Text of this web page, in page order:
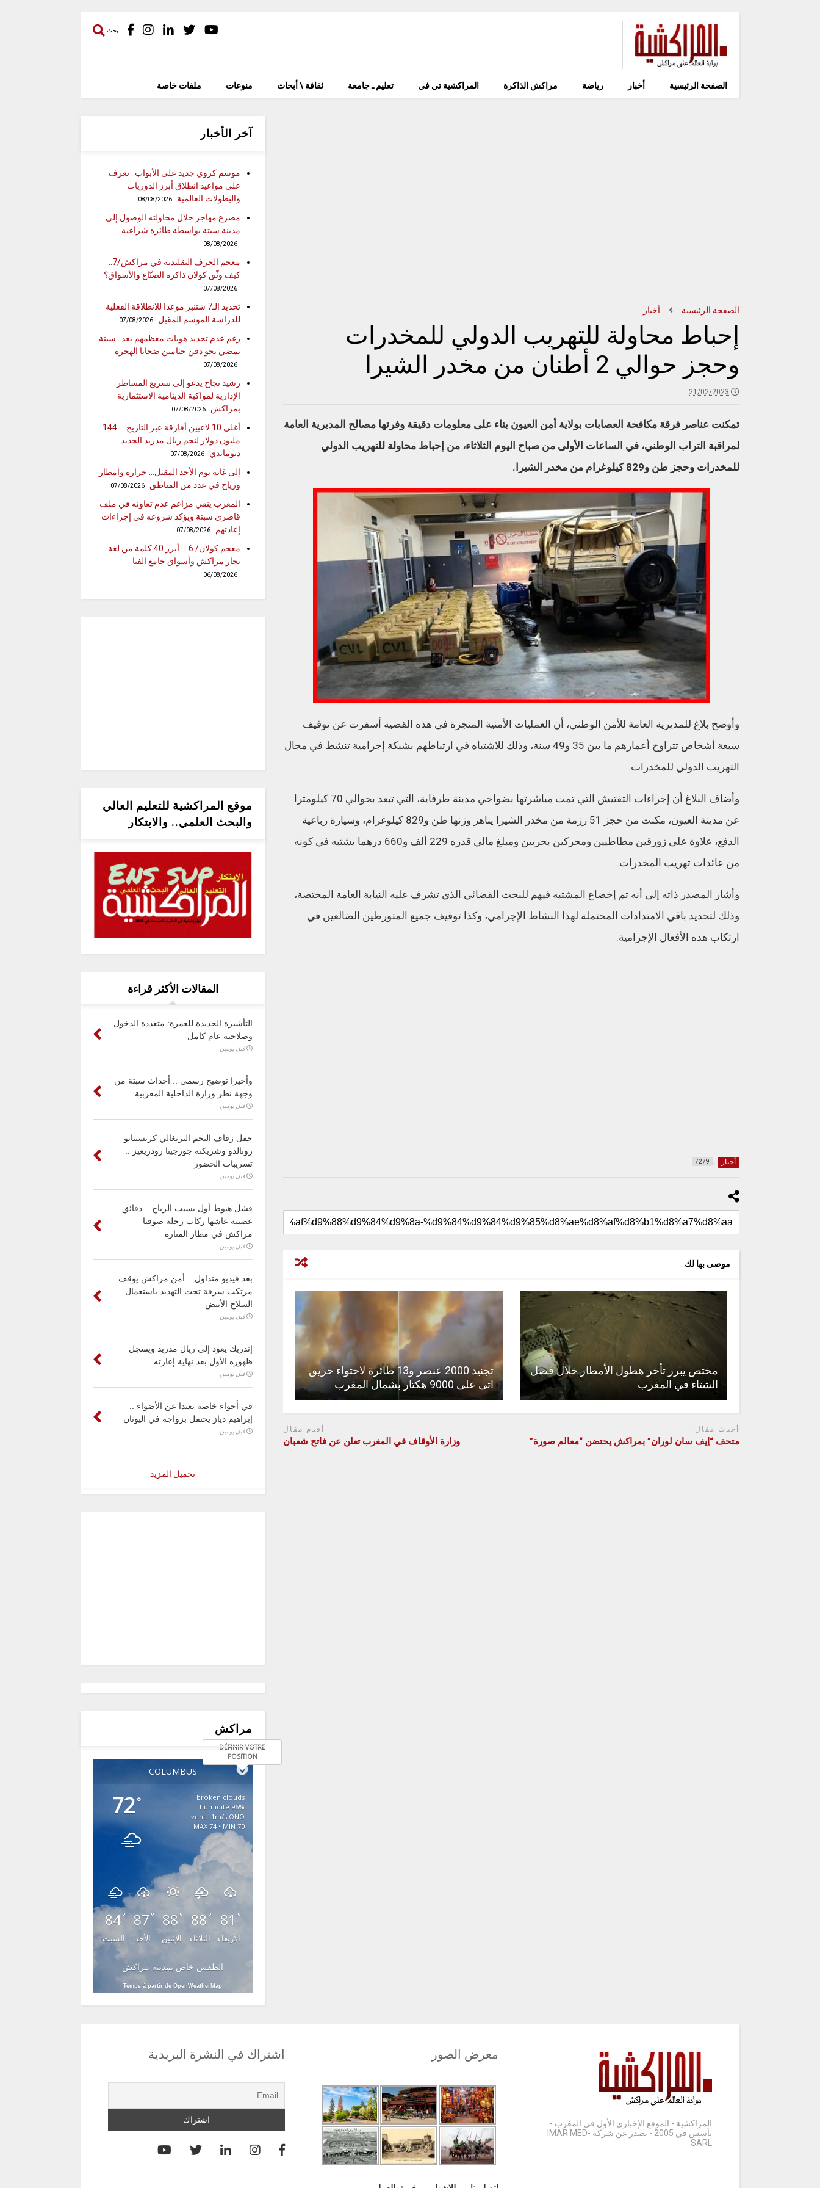
بحث
الصفحة الرئيسية أخبار رياضة مراكش الذاكرة المراكشية تي في تعليم ـ جامعة ثقافة \ أبحاث منوعات ملفات خاصة
الصفحة الرئيسية أخبار
إحباط محاولة للتهريب الدولي للمخدرات
وحجز حوالي 2 أطنان من مخدر الشيرا
21/02/2023
تمكنت عناصر فرقة مكافحة العصابات بولاية أمن العيون بناء على معلومات دقيقة وفرتها مصالح المديرية العامة
لمراقبة التراب الوطني، في الساعات الأولى من صباح اليوم الثلاثاء، من إحباط محاولة للتهريب الدولي
للمخدرات وحجز طن و829 كيلوغرام من مخدر الشيرا.
وأوضح بلاغ للمديرية العامة للأمن الوطني، أن العمليات الأمنية المنجزة في هذه القضية أسفرت عن توقيف
سبعة أشخاص تتراوح أعمارهم ما بين 35 و49 سنة، وذلك للاشتباه في ارتباطهم بشبكة إجرامية تنشط في مجال
التهريب الدولي للمخدرات.
وأضاف البلاغ أن إجراءات التفتيش التي تمت مباشرتها بضواحي مدينة طرفاية، التي تبعد بحوالي 70 كيلومترا
عن مدينة العيون، مكنت من حجز 51 رزمة من مخدر الشيرا يناهز وزنها طن و829 كيلوغرام، وسيارة رباعية
الدفع، علاوة على زورقين مطاطيين ومحركين بحريين ومبلغ مالي قدره 229 ألف و660 درهما يشتبه في كونه
من عائدات تهريب المخدرات.
وأشار المصدر ذاته إلى أنه تم إخضاع المشتبه فيهم للبحث القضائي الذي تشرف عليه النيابة العامة المختصة،
وذلك لتحديد باقي الامتدادات المحتملة لهذا النشاط الإجرامي، وكذا توقيف جميع المتورطين الضالعين في
ارتكاب هذه الأفعال الإجرامية.
أخبار 7279
موصى بها لك
مختص يبرر تأخر هطول الأمطار خلال فصل
الشتاء في المغرب
تجنيد 2000 عنصر و13 طائرة لاحتواء حريق
اتى على 9000 هكتار بشمال المغرب
أحدث مقال
متحف “إيف سان لوران” بمراكش يحتضن “معالم صورة”
أقدم مقال
وزارة الأوقاف في المغرب تعلن عن فاتح شعبان
آخر الأخبار
موسم كروي جديد على الأبواب.. تعرف
على مواعيد انطلاق أبرز الدوريات
والبطولات العالمية
08/08/2026
مصرع مهاجر خلال محاولته الوصول إلى
مدينة سبتة بواسطة طائرة شراعية
08/08/2026
معجم الحرف التقليدية في مراكش/7..
كيف وثّق كولان ذاكرة الصنّاع والأسواق؟
07/08/2026
تحديد الـ7 شتنبر موعدا للانطلاقة الفعلية
للدراسة الموسم المقبل
07/08/2026
رغم عدم تحديد هويات معظمهم بعد.. سبتة
تمضي نحو دفن جثامين ضحايا الهجرة
07/08/2026
رشيد نجاح يدعو إلى تسريع المساطر
الإدارية لمواكبة الدينامية الاستثمارية
بمراكش
07/08/2026
أغلى 10 لاعبين أفارقة عبر التاريخ … 144
مليون دولار لنجم ريال مدريد الجديد
ديوماندي
07/08/2026
إلى غاية يوم الأحد المقبل… حرارة وامطار
ورياح في عدد من المناطق
07/08/2026
المغرب ينفي مزاعم عدم تعاونه في ملف
قاصري سبتة ويؤكد شروعه في إجراءات
إعادتهم
07/08/2026
معجم كولان/ 6 … أبرز 40 كلمة من لغة
تجار مراكش وأسواق جامع الفنا
06/08/2026
موقع المراكشية للتعليم العالي
والبحث العلمي.. والابتكار
المقالات الأكثر قراءة
التأشيرة الجديدة للعمرة: متعددة الدخول
وصلاحية عام كامل
قبل يومين
وأخيرا توضيح رسمي .. أحداث سبتة من
وجهة نظر وزارة الداخلية المغربية
قبل يومين
حفل زفاف النجم البرتغالي كريستيانو
رونالدو وشريكته جورجينا رودريغيز ..
تسريبات الحضور
قبل يومين
فشل هبوط أول بسبب الرياح .. دقائق
عصيبة عاشها ركاب رحلة صوفيا–
مراكش في مطار المنارة
قبل يومين
بعد فيديو متداول .. أمن مراكش يوقف
مرتكب سرقة تحت التهديد باستعمال
السلاح الأبيض
قبل يومين
إندريك يعود إلى ريال مدريد ويسجل
ظهوره الأول بعد نهاية إعارته
قبل يومين
في أجواء خاصة بعيدا عن الأضواء ..
إبراهيم دياز يحتفل بزواجه في اليونان
قبل يومين
تحميل المزيد
مراكش
COLUMBUS
DÉFINIR VOTRE
POSITION
72°
broken clouds
96% humidité
vent : 1m/s ONO
MAX 74 • MIN 70
84°
السبت
87 °
الأحد
88 °
الإثنين
88 °
الثلاثاء
81 °
الأربعاء
الطقس خاص بمدينة مراكش
Temps à partir de OpenWeatherMap
المراكشية - الموقع الإخباري الأول في المغرب -
تأسس في 2005 - تصدر عن شركة IMAR MED-
SARL
معرض الصور اشتراك في النشرة البريدية